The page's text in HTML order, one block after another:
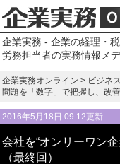
企業実務 - 企業の経理・
労務担当者の実務情報メ
企業実務オンライン > ビジネス
問題を「数字」で把握し、改
2016年5月18日 09:12更新
会社を“オンリーワン
（最終回）